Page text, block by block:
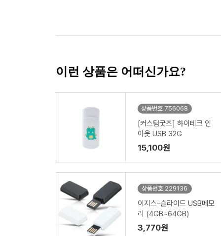
이런 상품은 어떠신가요?
상품번호 756068
[커스텀굿즈] 하이테크 인
아웃 USB 32G
15,100원
상품번호 229136
이지스-슬라이드 USB메모
리 (4GB~64GB)
3,770원